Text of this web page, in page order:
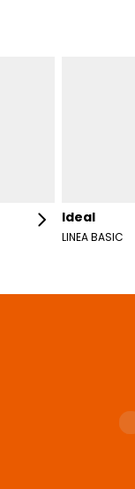
Ideal
LINEA BASIC